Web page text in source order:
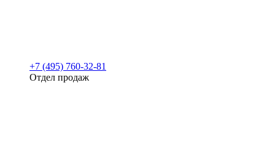
+7 (495) 760-32-81
Отдел продаж